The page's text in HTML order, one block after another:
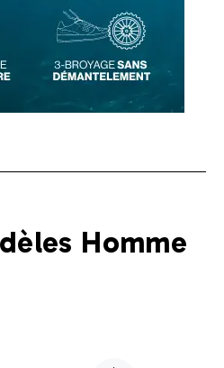
Homme